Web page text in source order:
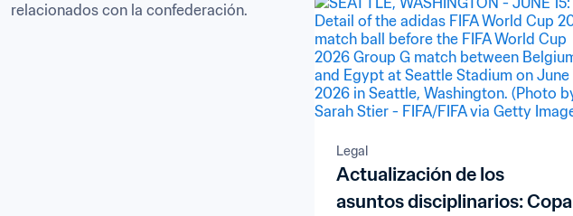
relacionados con la confederación.
Legal
Actualización de los
asuntos disciplinarios: Copa